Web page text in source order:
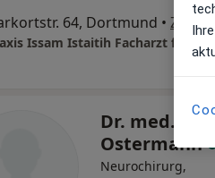
64, Dortmund • Zu
Issam Istaitih Facharzt für
Dr. med.
Ostermann
Neurochirurg,